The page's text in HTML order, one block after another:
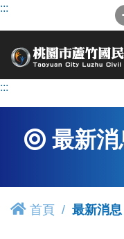
跳
容
:::
:::
最新消
首頁 最新消息